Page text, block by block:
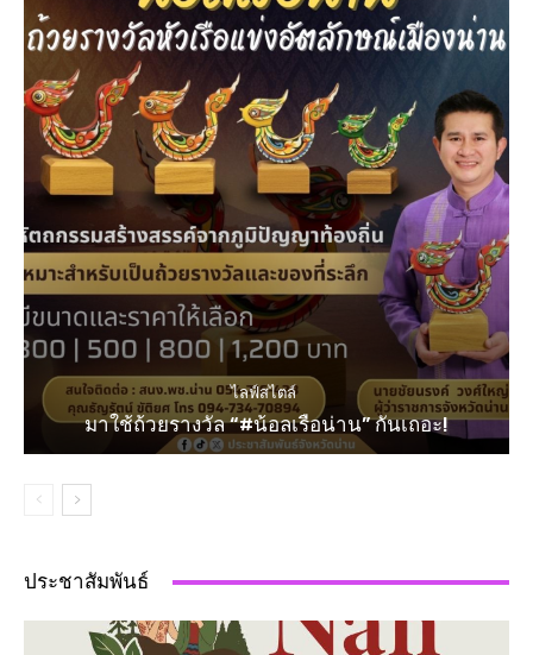
ไลฟ์สไตล์
มาใช้ถ้วยรางวัล “#น้อลเรือน่าน” กันเถอะ!
ประชาสัมพันธ์